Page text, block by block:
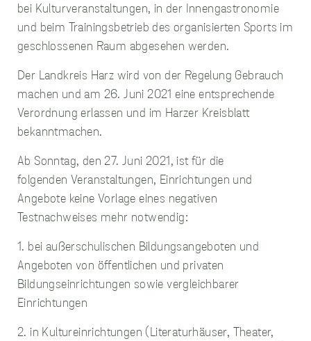
bei Kulturveranstaltungen, in der Innengastronomie
und beim Trainingsbetrieb des organisierten Sports im
geschlossenen Raum abgesehen werden.
Der Landkreis Harz wird von der Regelung Gebrauch
machen und am 26. Juni 2021 eine entsprechende
Verordnung erlassen und im Harzer Kreisblatt
bekanntmachen.
Ab Sonntag, den 27. Juni 2021, ist für die
folgenden Veranstaltungen, Einrichtungen und
Angebote keine Vorlage eines negativen
Testnachweises mehr notwendig:
1. bei außerschulischen Bildungsangeboten und
Angeboten von öffentlichen und privaten
Bildungseinrichtungen sowie vergleichbarer
Einrichtungen
2. in Kultureinrichtungen (Literaturhäuser, Theater,
Performance
Cookies
Diese Cookies werden
verwendet, um
die Leistung unserer
Website, Ihren Besuch
sowie Ihre Nutzung
unserer Website zu
die unsere Website
Seiten, die bei unseren
Besuchern beliebt
sammeln keine
einen Besucher direkt
identifizieren, obwohl
sie die IP-Adresse des
Geräts erfassen
Website verwendet